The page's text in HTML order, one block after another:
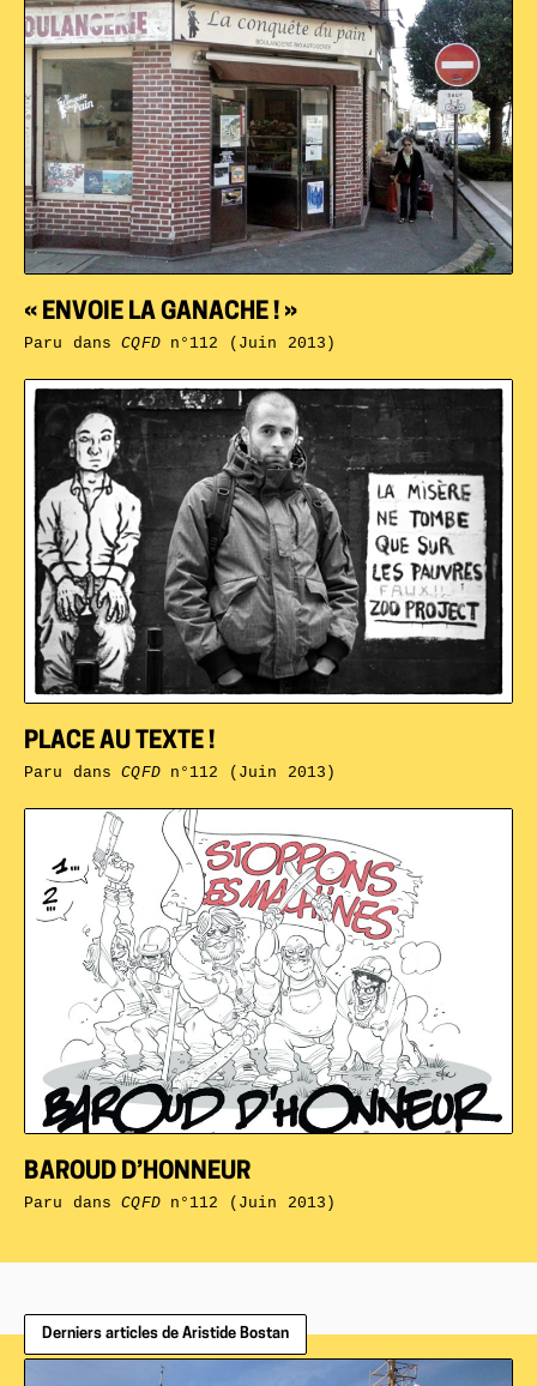
BAROUD D’HONNEUR
Paru dansCQFDn°112 (Juin 2013)
PLACE AU TEXTE !
Paru dansCQFDn°112 (Juin 2013)
« ENVOIE LA GANACHE ! »
Paru dansCQFDn°112 (Juin 2013)
Derniers articles de Aristide Bostan